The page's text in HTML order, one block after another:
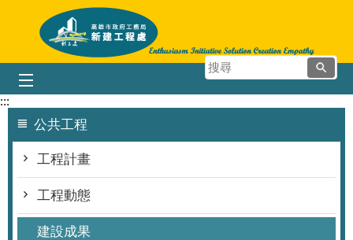
跳到主要內容區塊
搜
尋
:::
公共工程
工程計畫
工程動態
建設成果